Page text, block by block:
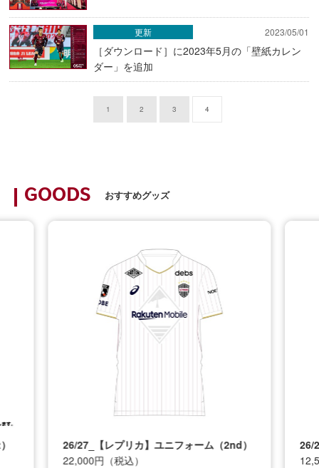
2023/05/01
［ダウンロード］に2023年5月の「壁紙カレン
ダー」を追加
更新
1 2 3 4
GOODS おすすめグッズ
26/27_【レプリカ】ユニフォーム（2nd）
22,000円（税込）
26/